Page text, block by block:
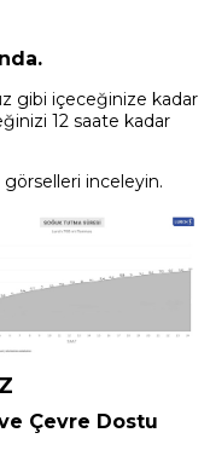
gibi içeceğinize kadar
12 saate kadar
görselleri inceleyin.
Çevre Dostu